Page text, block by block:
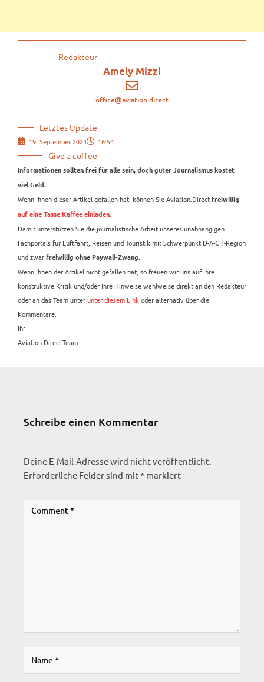
Redakteur
Amely Mizzi
office@aviation.direct
Letztes Update
19. September 2024 16:54
Give a coffee
Informationen sollten frei für alle sein, doch guter Journalismus kostet
viel Geld.
Wenn Ihnen dieser Artikel gefallen hat, können Sie Aviation.Direct freiwillig
auf eine Tasse Kaffee einladen.
Damit unterstützen Sie die journalistische Arbeit unseres unabhängigen
Fachportals für Luftfahrt, Reisen und Touristik mit Schwerpunkt D-A-CH-Region
und zwar freiwillig ohne Paywall-Zwang.
Wenn Ihnen der Artikel nicht gefallen hat, so freuen wir uns auf Ihre
konstruktive Kritik und/oder Ihre Hinweise wahlweise direkt an den Redakteur
oder an das Team unterunter diesem Linkoder alternativ über die
Kommentare.
Ihr
Aviation.Direct-Team
Schreibe einen Kommentar
Deine E-Mail-Adresse wird nicht veröffentlicht.
Erforderliche Felder sind mit* markiert